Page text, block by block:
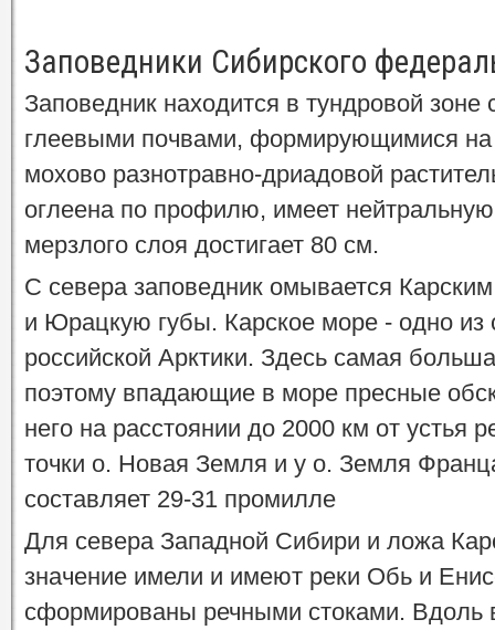
Заповедники Сибирского
Заповедник находится в тундровой
глеевыми почвами, формирующимися на
мохово разнотравно-дриадовой
оглеена по профилю, имеет
мерзлого слоя достигает 80 см.
С севера заповедник омывается
и Юрацкую губы. Карское море - одно
российской Арктики. Здесь самая
поэтому впадающие в море пресные
него на расстоянии до 2000 км от устья
точки о. Новая Земля и у о. Земля
составляет 29-31 промилле
Для севера Западной Сибири и ложа
значение имели и имеют реки Обь и
сформированы речными стоками. Вдоль